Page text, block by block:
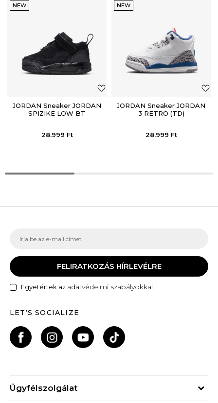
NEW
JORDAN Sneaker JORDAN
SPIZIKE LOW BT
28.999 Ft
NEW
JORDAN Sneaker JORDAN
3 RETRO (TD)
28.999 Ft
FELIRATKOZÁS HÍRLEVÉLRE
Egyetértek az adatvédelmi szabályokkal
LET’S SOCIALIZE
Ügyfélszolgálat